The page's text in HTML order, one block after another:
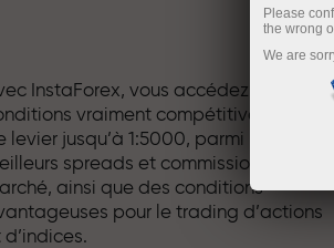
InstaForex, vous accédez à des
vraiment compétitives : effet
levier jusqu’à 1:5000, parmi les
spreads et commissions du
ainsi que des conditions
pour le trading d’actions
d’indices.
Please
the wrong
We are